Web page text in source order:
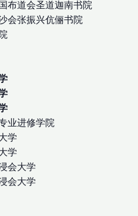
布道会圣道迦南书院
会张振兴伉俪书院
业进修学院
学
学
会大学
会大学